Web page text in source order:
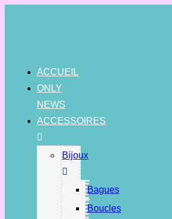
ACCUEIL
ONLY
NEWS
ACCESSOIRES
Bijoux
Bagues
Boucles